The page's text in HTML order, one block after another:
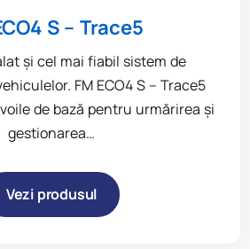
S – Trace5
și cel mai fiabil sistem de
FM ECO4 S – Trace5
de bază pentru urmărirea și
gestionarea…
Vezi produsul